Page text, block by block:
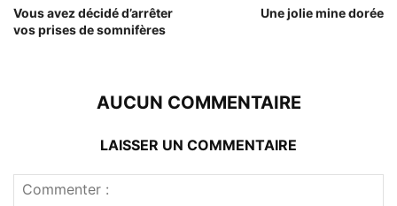
Vous avez décidé d’arrêter
vos prises de somnifères
Une jolie mine dorée
AUCUN COMMENTAIRE
LAISSER UN COMMENTAIRE